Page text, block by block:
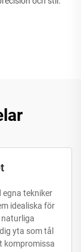
egna tekniker
idealiska för
yta som tål
kompromissa